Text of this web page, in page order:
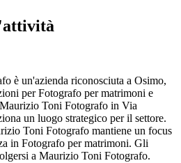
è un'azienda riconosciuta a Osimo,
per Fotografo per matrimoni e
Toni Fotografo in Via
un luogo strategico per il settore.
Toni Fotografo mantiene un focus
in Fotografo per matrimoni. Gli
a Maurizio Toni Fotografo.